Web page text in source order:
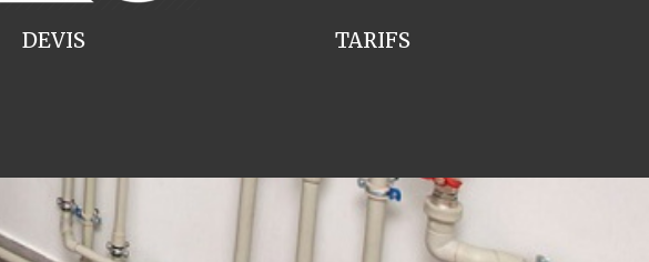
TARIFS
DEVIS